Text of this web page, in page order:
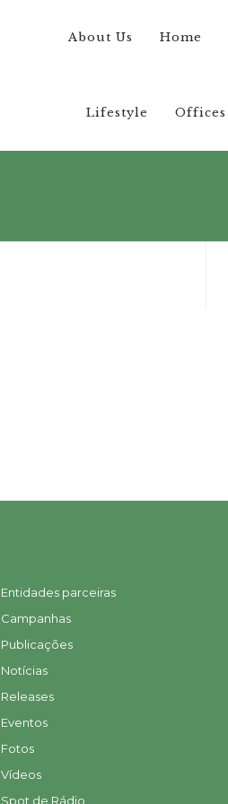
About Us Home
Lifestyle Offices
Entidades parceiras
Campanhas
Publicações
Notícias
Releases
Eventos
Fotos
Vídeos
Spot de Rádio